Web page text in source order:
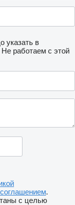
указать в
Не работаем с этой
.
с целью